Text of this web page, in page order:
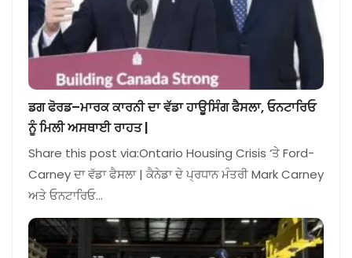
ਡਗ ਫੋਰਡ–ਮਾਰਕ ਕਾਰਨੀ ਦਾ ਵੱਡਾ ਹਾਊਸਿੰਗ ਫੈਸਲਾ, ਓਨਟਾਰਿਓ
ਨੂੰ ਮਿਲੀ ਅਸਥਾਈ ਰਾਹਤ |
Share this post via:Ontario Housing Crisis ‘ਤੇ Ford-
Carney ਦਾ ਵੱਡਾ ਫੈਸਲਾ | ਕੈਨੇਡਾ ਦੇ ਪ੍ਰਧਾਨ ਮੰਤਰੀ Mark Carney
ਅਤੇ ਓਨਟਾਰਿਓ…